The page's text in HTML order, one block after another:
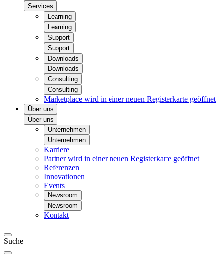
Services
Learning
Learning
Support
Support
Downloads
Downloads
Consulting
Consulting
Marketplace wird in einer neuen Registerkarte geöffnet
Über uns
Über uns
Unternehmen
Unternehmen
Karriere
Partnerwird in einer neuen Registerkarte geöffnet
Referenzen
Innovationen
Events
Newsroom
Newsroom
Kontakt
Suche